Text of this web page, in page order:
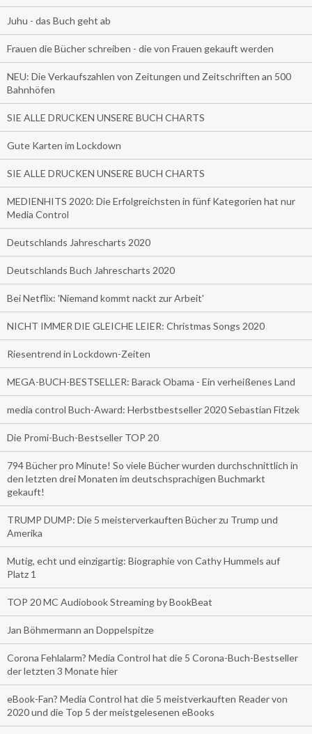
Juhu - das Buch geht ab
Frauen die Bücher schreiben - die von Frauen gekauft werden
NEU: Die Verkaufszahlen von Zeitungen und Zeitschriften an 500
Bahnhöfen
SIE ALLE DRUCKEN UNSERE BUCH CHARTS
Gute Karten im Lockdown
SIE ALLE DRUCKEN UNSERE BUCH CHARTS
MEDIENHITS 2020: Die Erfolgreichsten in fünf Kategorien hat nur
Media Control
Deutschlands Jahrescharts 2020
Deutschlands Buch Jahrescharts 2020
Bei Netflix: 'Niemand kommt nackt zur Arbeit'
NICHT IMMER DIE GLEICHE LEIER: Christmas Songs 2020
Riesentrend in Lockdown-Zeiten
MEGA-BUCH-BESTSELLER: Barack Obama - Ein verheißenes Land
media control Buch-Award: Herbstbestseller 2020 Sebastian Fitzek
Die Promi-Buch-Bestseller TOP 20
794 Bücher pro Minute! So viele Bücher wurden durchschnittlich in
den letzten drei Monaten im deutschsprachigen Buchmarkt
gekauft!
TRUMP DUMP: Die 5 meisterverkauften Bücher zu Trump und
Amerika
Mutig, echt und einzigartig: Biographie von Cathy Hummels auf
Platz 1
TOP 20 MC Audiobook Streaming by BookBeat
Jan Böhmermann an Doppelspitze
Corona Fehlalarm? Media Control hat die 5 Corona-Buch-Bestseller
der letzten 3 Monate hier
eBook-Fan? Media Control hat die 5 meistverkauften Reader von
2020 und die Top 5 der meistgelesenen eBooks